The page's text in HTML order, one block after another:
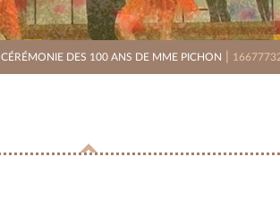
CÉRÉMONIE DES 100 ANS DE MME PICHON